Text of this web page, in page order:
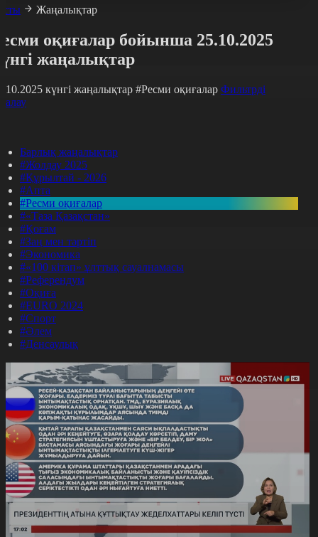
Жаңалықтар
оқиғалар бойынша 25.10.2025
жаңалықтар
күнгі жаңалықтар #Ресми оқиғалар Фильтрді
Барлық жаңалықтар
#Жолдау 2025
#Құрылтай - 2026
#Апта
#Ресми оқиғалар
#«Таза Қазақстан»
#Қоғам
#Заң мен тәртіп
#Экономика
#«100 кітап» ұлттық сауалнамасы
#Референдум
#Оқиға
#EURO 2024
#Спорт
#Әлем
#Денсаулық